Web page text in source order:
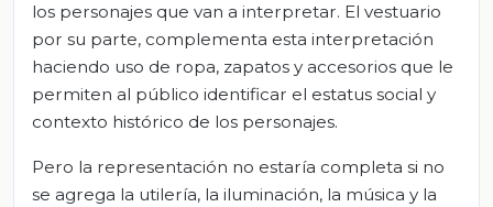
los personajes que van a interpretar. El vestuario
por su parte, complementa esta interpretación
haciendo uso de ropa, zapatos y accesorios que le
permiten al público identificar el estatus social y
contexto histórico de los personajes.
Pero la representación no estaría completa si no
se agrega la utilería, la iluminación, la música y la